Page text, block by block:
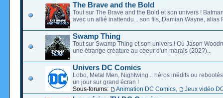
The Brave and the Bold
Tout sur The Brave and the Bold et son univers !
avec un allié inattendu... son fils, Damian Wayne, alias
Swamp Thing
Tout sur Swamp Thing et son univers ! Où Jason
une étrange créature au coeur d'un marais (202?)...
Univers DC Comics
Lobo, Metal Men, Nightwing... héros inédits ou
un jour sur grand écran !
Sous-forums:
Animation DC Comics Jeux vidéo